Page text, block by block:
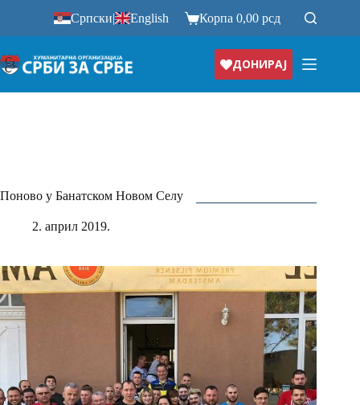
Српски| English Корпа0,00рсд
ДОНИРАЈ
Поново у Банатском Новом Селу
2. април 2019.